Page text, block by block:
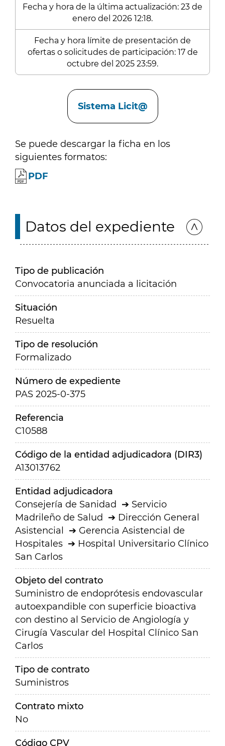
Fecha y hora de la última actualización: 23 de
enero del 2026 12:18.
Fecha y hora límite de presentación de
ofertas o solicitudes de participación: 17 de
octubre del 2025 23:59.
Sistema Licit@
Se puede descargar la ficha en los
siguientes formatos:
PDF
Datos del expediente
Tipo de publicación
Convocatoria anunciada a licitación
Situación
Resuelta
Tipo de resolución
Formalizado
Número de expediente
PAS 2025-0-375
Referencia
C10588
Código de la entidad adjudicadora (DIR3)
A13013762
Entidad adjudicadora
Consejería de Sanidad
Servicio
Madrileño de Salud
Dirección General
Asistencial
Gerencia Asistencial de
Hospitales
Hospital Universitario Clínico
San Carlos
Objeto del contrato
Suministro de endoprótesis endovascular
autoexpandible con superficie bioactiva
con destino al Servicio de Angiología y
Cirugía Vascular del Hospital Clínico San
Carlos
Tipo de contrato
Suministros
Contrato mixto
No
Código CPV